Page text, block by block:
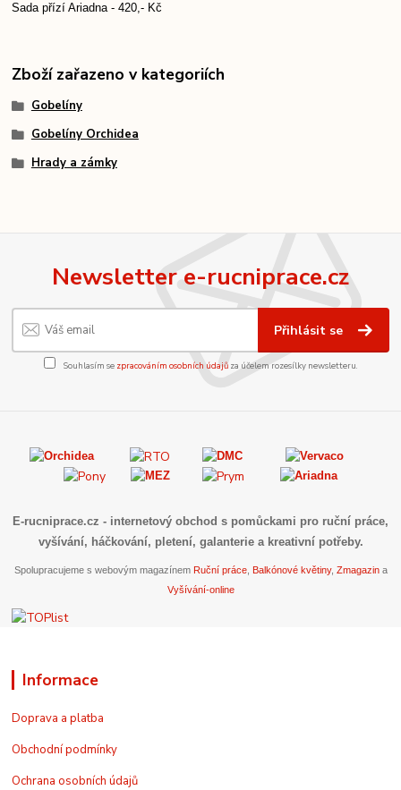
Sada přízí Ariadna - 420,- Kč
Zboží zařazeno v kategoriích
Gobelíny
Gobelíny Orchidea
Hrady a zámky
Newsletter e-rucniprace.cz
Přihlásit se
Souhlasím se zpracováním osobních údajůza účelem rozesílky newsletteru.
E-rucniprace.cz - internetový obchod s pomůckami pro ruční práce,
vyšívání, háčkování, pletení, galanterie a kreativní potřeby.
Spolupracujeme s webovým magazínem Ruční práce, Balkónové květiny, Zmagazina
Vyšívání-online
Informace
Doprava a platba
Obchodní podmínky
Ochrana osobních údajů